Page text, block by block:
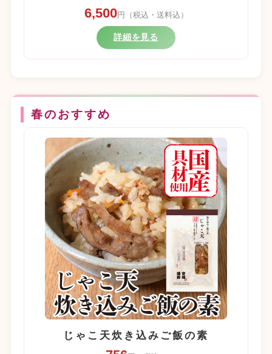
6,500円（税込・送料込）
詳細を見る
春のおすすめ
じゃこ天炊き込みご飯の素